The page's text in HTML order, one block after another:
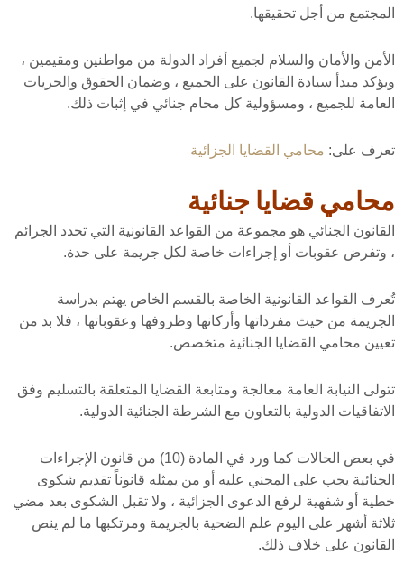
المجتمع من أجل تحقيقها.
الأمن والأمان والسلام لجميع أفراد الدولة من مواطنين ومقيمين ،
ويؤكد مبدأ سيادة القانون على الجميع ، وضمان الحقوق والحريات
العامة للجميع ، ومسؤولية كل محام جنائي في إثبات ذلك.
تعرف على: محامي القضايا الجزائية
محامي قضايا جنائية
القانون الجنائي هو مجموعة من القواعد القانونية التي تحدد الجرائم
، وتفرض عقوبات أو إجراءات خاصة لكل جريمة على حدة.
تُعرف القواعد القانونية الخاصة بالقسم الخاص يهتم بدراسة
الجريمة من حيث مفرداتها وأركانها وظروفها وعقوباتها ، فلا بد من
تعيين محامي القضايا الجنائية متخصص.
تتولى النيابة العامة معالجة ومتابعة القضايا المتعلقة بالتسليم وفق
الاتفاقيات الدولية بالتعاون مع الشرطة الجنائية الدولية.
في بعض الحالات كما ورد في المادة (10) من قانون الإجراءات
الجنائية يجب على المجني عليه أو من يمثله قانوناً تقديم شكوى
خطية أو شفهية لرفع الدعوى الجزائية ، ولا تقبل الشكوى بعد مضي
ثلاثة أشهر على اليوم علم الضحية بالجريمة ومرتكبها ما لم ينص
القانون على خلاف ذلك.